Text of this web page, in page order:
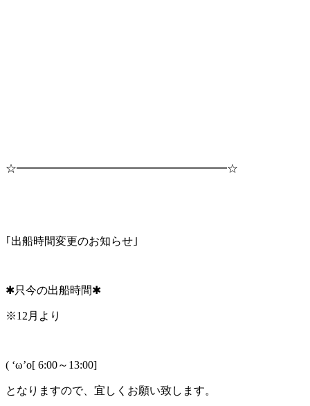
☆━━━━━━━━━━━━━━━━━━━☆
｢出船時間変更のお知らせ｣
✱只今の出船時間✱
※12月より
( ‘ω’o[ 6:00～13:00]
となりますので、宜しくお願い致します。